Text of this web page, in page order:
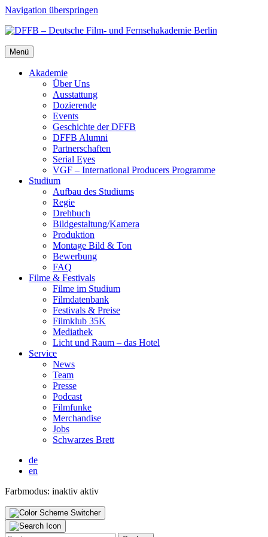
Navigation überspringen
Menü
Aka­de­mie
Über Uns
Aus­stat­tung
Dozie­ren­de
Events
Geschich­te der DFFB
DFFB Alum­ni
Part­ner­schaf­ten
Seri­al Eyes
VGF – Inter­na­tio­nal Pro­du­cers Pro­gram­me
Stu­di­um
Auf­bau des Stu­di­ums
Regie
Dreh­buch
Bildgestaltung/​​Kamera
Pro­duk­ti­on
Mon­ta­ge Bild & Ton
Bewer­bung
FAQ
Fil­me & Fes­ti­vals
Fil­me im Stu­di­um
Film­da­ten­bank
Fes­ti­vals & Prei­se
Film­klub 35K
Media­thek
Licht und Raum – das Hotel
Ser­vice
News
Team
Pres­se
Pod­cast
Film­fun­ke
Mer­chan­di­se
Jobs
Schwar­zes Brett
de
en
Farbmodus: inaktiv aktiv